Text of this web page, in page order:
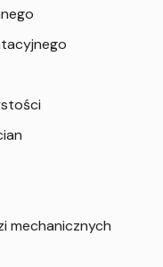
mechanicznych